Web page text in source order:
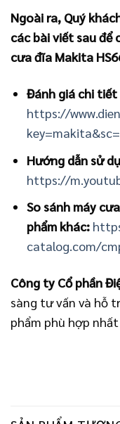
Ngoài ra, Quý
các bài viết sau
cưa đĩa Makita
Đánh giá chi tiết
https://
Hướng dẫn sử
https://
So sánh máy
phẩm khác:
catalog.com/
Công ty Cổ phần
sàng tư vấn và hỗ
phẩm phù hợp